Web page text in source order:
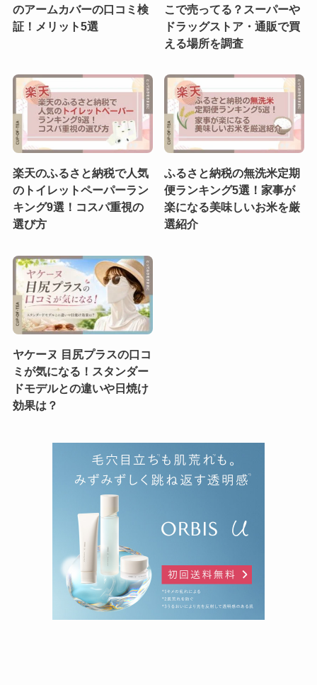
のアームカバーの口コミ検
証！メリット5選
こで売ってる？スーパーや
ドラッグストア・通販で買
える場所を調査
楽天のふるさと納税で人気
のトイレットペーパーラン
キング9選！コスパ重視の
選び方
ふるさと納税の無洗米定期
便ランキング5選！家事が
楽になる美味しいお米を厳
選紹介
ヤケーヌ 目尻プラスの口コ
ミが気になる！スタンダー
ドモデルとの違いや日焼け
効果は？